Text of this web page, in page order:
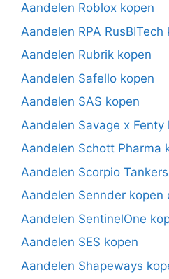
Aandelen Roblox kopen
Aandelen RPA RusBITech
Aandelen Rubrik kopen
Aandelen Safello kopen
Aandelen SAS kopen
Aandelen Savage x Fenty
Aandelen Schott Pharma
Aandelen Scorpio
Aandelen Sennder kopen
Aandelen SentinelOne
Aandelen SES kopen
Aandelen Shapeways